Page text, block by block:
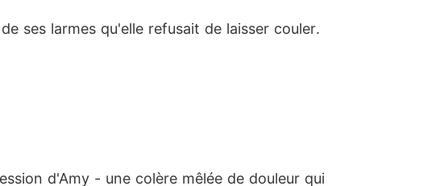
ses larmes qu'elle refusait de laisser couler.
d'Amy - une colère mêlée de douleur qui